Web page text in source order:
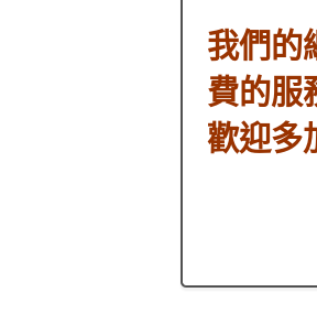
我們的
費的服
歡迎多